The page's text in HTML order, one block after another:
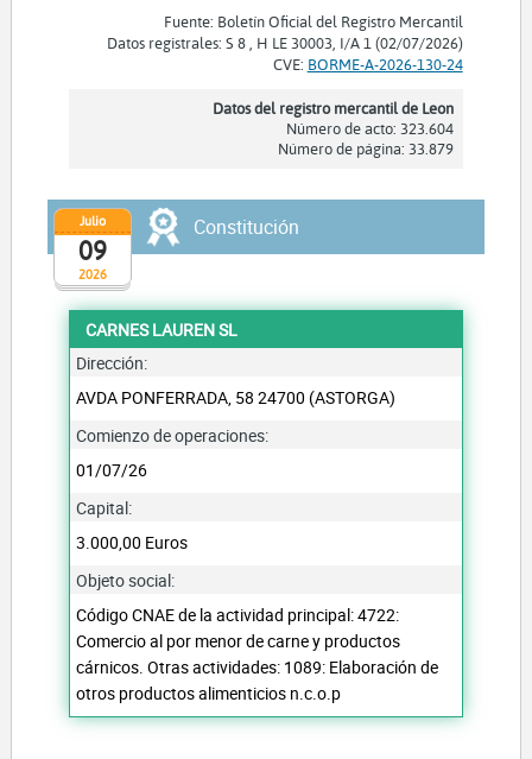
Fuente: Boletín Oficial del Registro Mercantil
Datos registrales: S 8 , H LE 30003, I/A 1 (02/07/2026)
CVE: BORME-A-2026-130-24
Datos del registro mercantil de Leon
Número de acto: 323.604
Número de página: 33.879
2026
Julio
09
Constitución
CARNES LAUREN SL
Dirección:
AVDA PONFERRADA, 58 24700 (ASTORGA)
Comienzo de operaciones:
01/07/26
Capital:
3.000,00 Euros
Objeto social:
Código CNAE de la actividad principal: 4722:
Comercio al por menor de carne y productos
cárnicos. Otras actividades: 1089: Elaboración de
otros productos alimenticios n.c.o.p